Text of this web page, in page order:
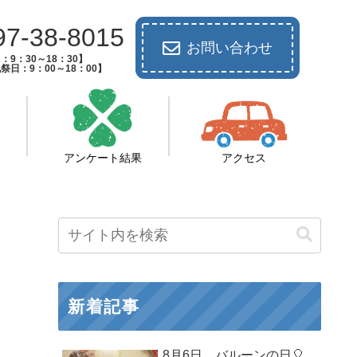
38-8015
9：30～18：30】
日：9：00～18：00】
お問い合わせ
アンケート結果 アクセス
新着記事